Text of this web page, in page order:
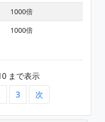
1000倍
1000倍
まで表示
3 次